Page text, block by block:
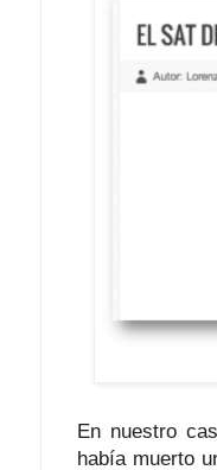
En nuestro
había muerto